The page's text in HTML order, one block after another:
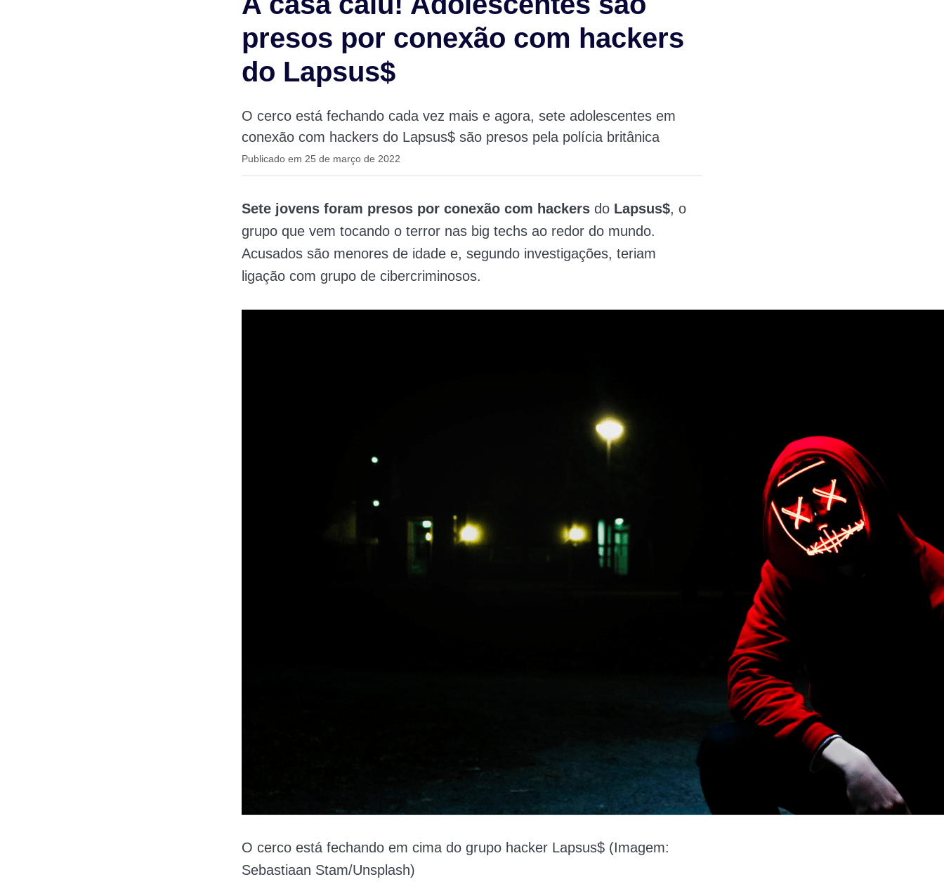
presos por conexão com hackers
do Lapsus$
O cerco está fechando cada vez mais e agora, sete adolescentes em
conexão com hackers do Lapsus$ são presos pela polícia britânica
Publicado em 25 de março de 2022
Sete jovens foram presos por conexão com hackers do Lapsus$, o
grupo que vem tocando o terror nas big techs ao redor do mundo.
Acusados são menores de idade e, segundo investigações, teriam
ligação com grupo de cibercriminosos.
O cerco está fechando em cima do grupo hacker Lapsus$ (Imagem:
Sebastiaan Stam/Unsplash)